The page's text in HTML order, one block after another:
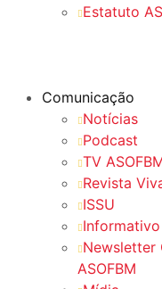
Estatuto
Comunicação
Notícias
Podcast
TV
Revista
ISSU
Informativo
Newsletter
ASOFBM